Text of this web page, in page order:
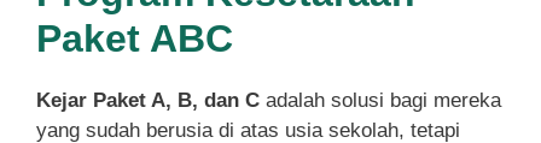
Paket ABC
Kejar Paket A, B, dan C adalah solusi bagi mereka
yang sudah berusia di atas usia sekolah, tetapi